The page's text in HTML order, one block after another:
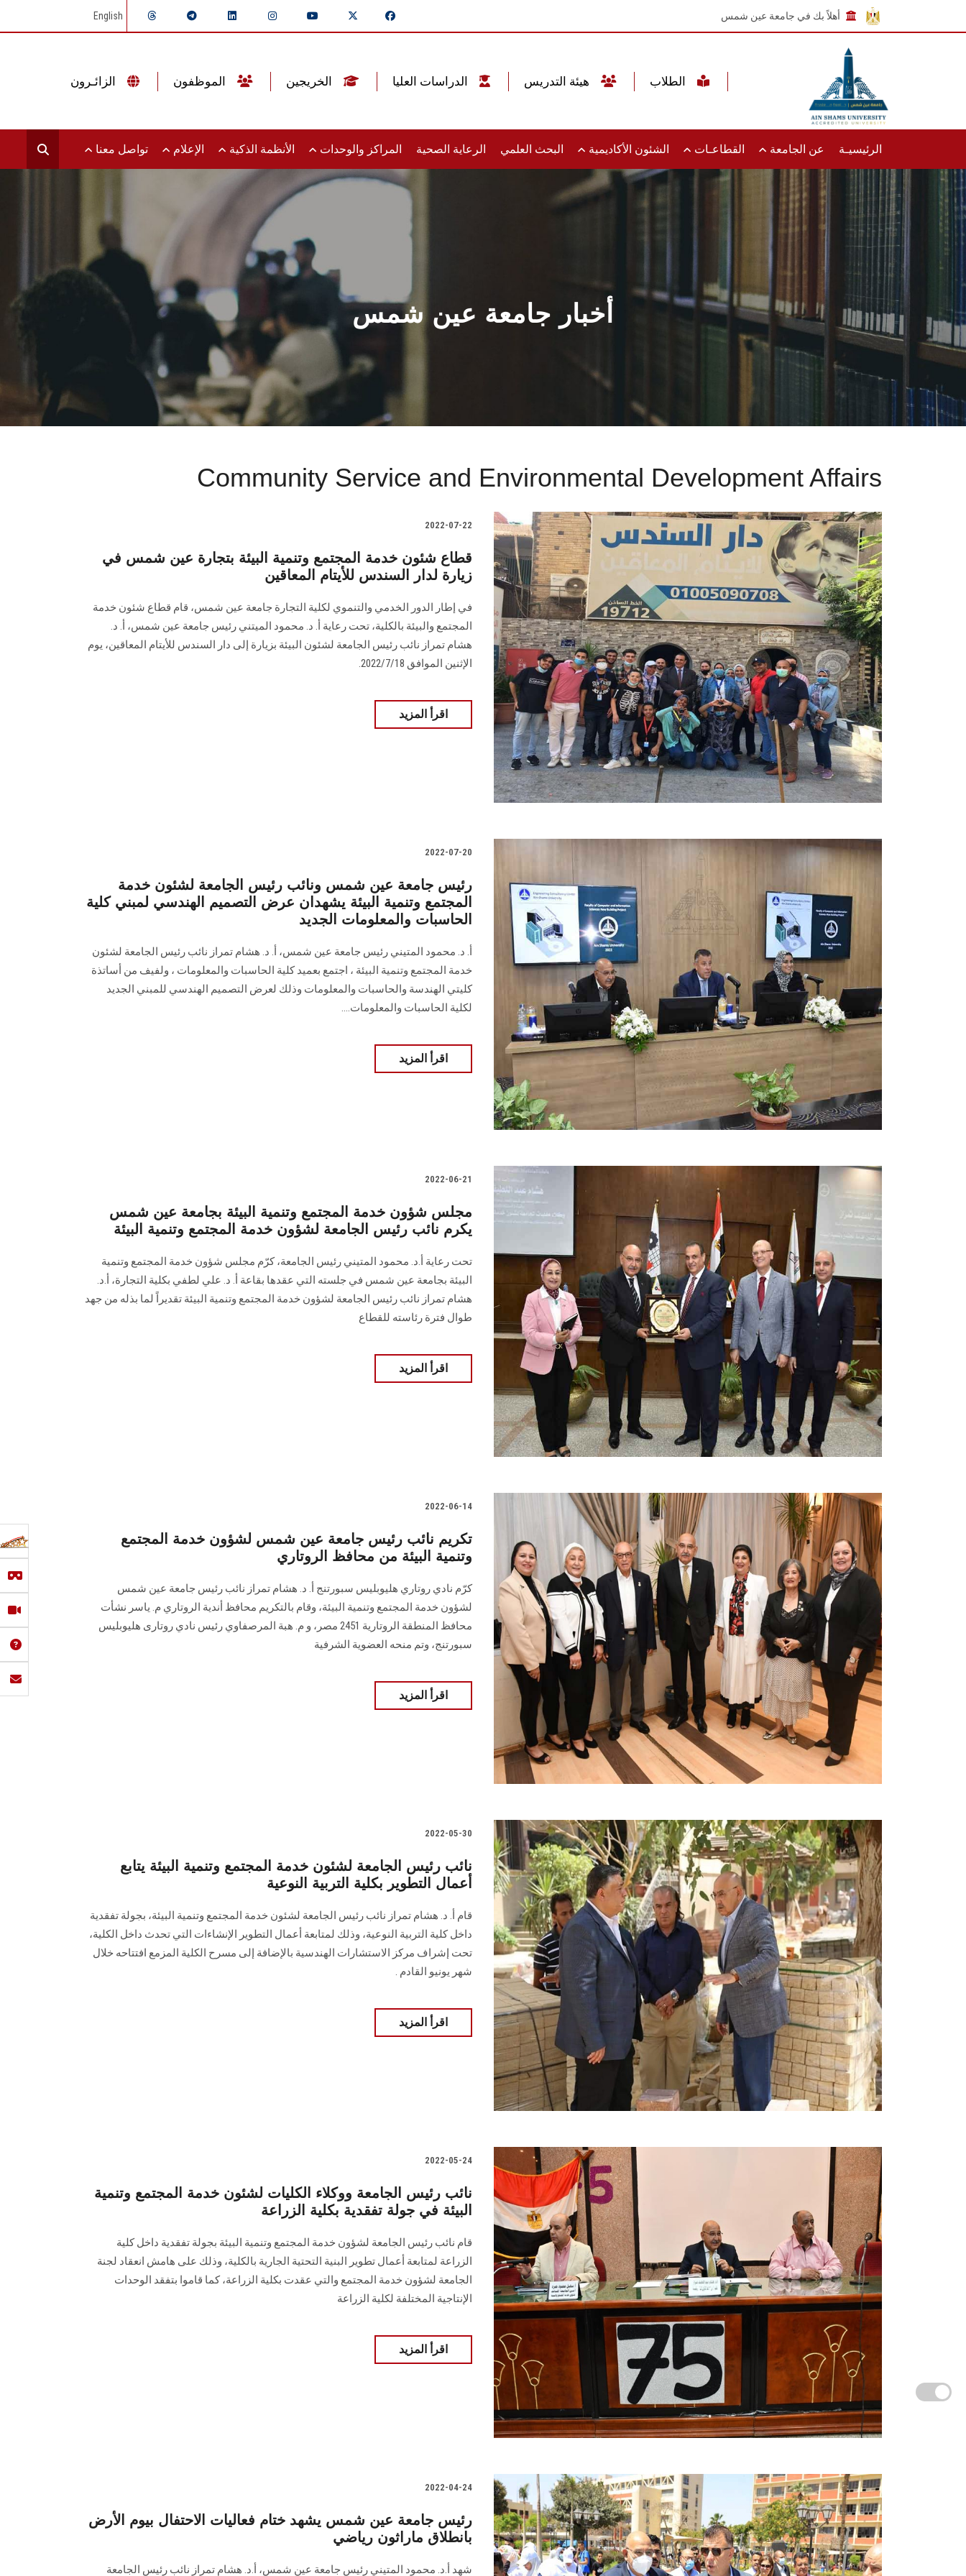
أهلاً بك في جامعة عين شمس English
الرئيسيـة عن الجامعة القطاعـات الشئون الأكاديمية البحث العلمي الرعاية الصحية المراكز والوحدات الأنظمة الذكية الإعلام تواصل معنا
أخبار جامعة عين شمس
Community Service and Environmental Development Affairs
2022-07-22
قطاع شئون خدمة المجتمع وتنمية البيئة بتجارة عين شمس في
زيارة لدار السندس للأيتام المعاقين
في إطار الدور الخدمي والتنموي لكلية التجارة جامعة عين شمس، قام قطاع شئون خدمة
المجتمع والبيئة بالكلية، تحت رعاية أ. د. محمود الميتني رئيس جامعة عين شمس، أ. د.
هشام تمراز نائب رئيس الجامعة لشئون البيئة بزيارة إلى دار السندس للأيتام المعاقين، يوم
الإثنين الموافق 2022/7/18.
اقرأ المزيد
2022-07-20
رئيس جامعة عين شمس ونائب رئيس الجامعة لشئون خدمة
المجتمع وتنمية البيئة يشهدان عرض التصميم الهندسي لمبني كلية
الحاسبات والمعلومات الجديد
أ. د. محمود المتيني رئيس جامعة عين شمس، أ. د. هشام تمراز نائب رئيس الجامعة لشئون
خدمة المجتمع وتنمية البيئة ، اجتمع بعميد كلية الحاسبات والمعلومات ، ولفيف من أساتذة
كليتي الهندسة والحاسبات والمعلومات وذلك لعرض التصميم الهندسي للمبني الجديد
لكلية الحاسبات والمعلومات....
اقرأ المزيد
2022-06-21
مجلس شؤون خدمة المجتمع وتنمية البيئة بجامعة عين شمس
يكرم نائب رئيس الجامعة لشؤون خدمة المجتمع وتنمية البيئة
تحت رعاية أ.د. محمود المتيني رئيس الجامعة، كرّم مجلس شؤون خدمة المجتمع وتنمية
البيئة بجامعة عين شمس في جلسته التي عقدها بقاعة أ. د. علي لطفي بكلية التجارة، أ.د.
هشام تمراز نائب رئيس الجامعة لشؤون خدمة المجتمع وتنمية البيئة تقديراً لما بذله من جهد
طوال فترة رئاسته للقطاع
اقرأ المزيد
2022-06-14
تكريم نائب رئيس جامعة عين شمس لشؤون خدمة المجتمع
وتنمية البيئة من محافظ الروتاري
كرّم نادي روتاري هليوبليس سبورتنج أ. د. هشام تمراز نائب رئيس جامعة عين شمس
لشؤون خدمة المجتمع وتنمية البيئة، وقام بالتكريم محافظ أندية الروتاري م. ياسر نشأت
محافظ المنطقة الروتارية 2451 مصر، و م. هبة المرصفاوي رئيس نادي روتارى هليوبليس
سبورتنج، وتم منحه العضوية الشرفية
اقرأ المزيد
2022-05-30
نائب رئيس الجامعة لشئون خدمة المجتمع وتنمية البيئة يتابع
أعمال التطوير بكلية التربية النوعية
قام أ. د. هشام تمراز نائب رئيس الجامعة لشئون خدمة المجتمع وتنمية البيئة، بجولة تفقدية
داخل كلية التربية النوعية، وذلك لمتابعة أعمال التطوير الإنشاءات التي تحدث داخل الكلية،
تحت إشراف مركز الاستشارات الهندسية بالإضافة إلى مسرح الكلية المزمع افتتاحه خلال
شهر يونيو القادم .
اقرأ المزيد
2022-05-24
نائب رئيس الجامعة ووكلاء الكليات لشئون خدمة المجتمع وتنمية
البيئة في جولة تفقدية بكلية الزراعة
قام نائب رئيس الجامعة لشؤون خدمة المجتمع وتنمية البيئة بجولة تفقدية داخل كلية
الزراعة لمتابعة أعمال تطوير البنية التحتية الجارية بالكلية، وذلك على هامش انعقاد لجنة
الجامعة لشؤون خدمة المجتمع والتي عقدت بكلية الزراعة، كما قاموا بتفقد الوحدات
الإنتاجية المختلفة لكلية الزراعة
اقرأ المزيد
2022-04-24
رئيس جامعة عين شمس يشهد ختام فعاليات الاحتفال بيوم الأرض
بانطلاق ماراثون رياضي
شهد أ.د. محمود المتيني رئيس جامعة عين شمس، أ.د. هشام تمراز نائب رئيس الجامعة